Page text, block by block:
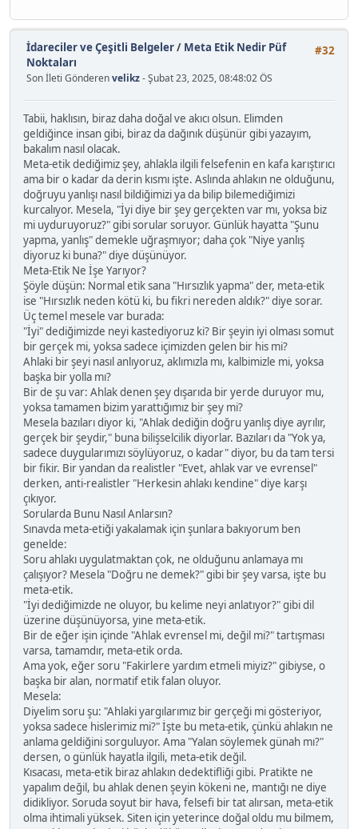
#32
İdareciler ve Çeşitli Belgeler/ Meta Etik Nedir Püf
Noktaları
Son İleti Gönderenvelikz- Şubat 23, 2025, 08:48:02 ÖS
Tabii, haklısın, biraz daha doğal ve akıcı olsun. Elimden
geldiğince insan gibi, biraz da dağınık düşünür gibi yazayım,
bakalım nasıl olacak.
Meta-etik dediğimiz şey, ahlakla ilgili felsefenin en kafa karıştırıcı
ama bir o kadar da derin kısmı işte. Aslında ahlakın ne olduğunu,
doğruyu yanlışı nasıl bildiğimizi ya da bilip bilemediğimizi
kurcalıyor. Mesela, "İyi diye bir şey gerçekten var mı, yoksa biz
mi uyduruyoruz?" gibi sorular soruyor. Günlük hayatta "Şunu
yapma, yanlış" demekle uğraşmıyor; daha çok "Niye yanlış
diyoruz ki buna?" diye düşünüyor.
Meta-Etik Ne İşe Yarıyor?
Şöyle düşün: Normal etik sana "Hırsızlık yapma" der, meta-etik
ise "Hırsızlık neden kötü ki, bu fikri nereden aldık?" diye sorar.
Üç temel mesele var burada:
"İyi" dediğimizde neyi kastediyoruz ki? Bir şeyin iyi olması somut
bir gerçek mi, yoksa sadece içimizden gelen bir his mi?
Ahlaki bir şeyi nasıl anlıyoruz, aklımızla mı, kalbimizle mi, yoksa
başka bir yolla mı?
Bir de şu var: Ahlak denen şey dışarıda bir yerde duruyor mu,
yoksa tamamen bizim yarattığımız bir şey mi?
Mesela bazıları diyor ki, "Ahlak dediğin doğru yanlış diye ayrılır,
gerçek bir şeydir," buna bilişselcilik diyorlar. Bazıları da "Yok ya,
sadece duygularımızı söylüyoruz, o kadar" diyor, bu da tam tersi
bir fikir. Bir yandan da realistler "Evet, ahlak var ve evrensel"
derken, anti-realistler "Herkesin ahlakı kendine" diye karşı
çıkıyor.
Sorularda Bunu Nasıl Anlarsın?
Sınavda meta-etiği yakalamak için şunlara bakıyorum ben
genelde:
Soru ahlakı uygulatmaktan çok, ne olduğunu anlamaya mı
çalışıyor? Mesela "Doğru ne demek?" gibi bir şey varsa, işte bu
meta-etik.
"İyi dediğimizde ne oluyor, bu kelime neyi anlatıyor?" gibi dil
üzerine düşünüyorsa, yine meta-etik.
Bir de eğer işin içinde "Ahlak evrensel mi, değil mi?" tartışması
varsa, tamamdır, meta-etik orda.
Ama yok, eğer soru "Fakirlere yardım etmeli miyiz?" gibiyse, o
başka bir alan, normatif etik falan oluyor.
Mesela:
Diyelim soru şu: "Ahlaki yargılarımız bir gerçeği mi gösteriyor,
yoksa sadece hislerimiz mi?" İşte bu meta-etik, çünkü ahlakın ne
anlama geldiğini sorguluyor. Ama "Yalan söylemek günah mı?"
dersen, o günlük hayatla ilgili, meta-etik değil.
Kısacası, meta-etik biraz ahlakın dedektifliği gibi. Pratikte ne
yapalım değil, bu ahlak denen şeyin kökeni ne, mantığı ne diye
didikliyor. Soruda soyut bir hava, felsefi bir tat alırsan, meta-etik
olma ihtimali yüksek. Siten için yeterince doğal oldu mu bilmem,